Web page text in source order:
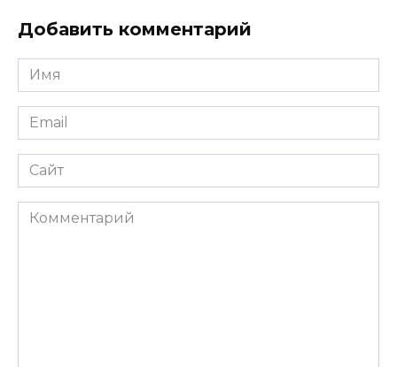
Добавить комментарий
Имя
*
Email
*
Сайт
Комментарий